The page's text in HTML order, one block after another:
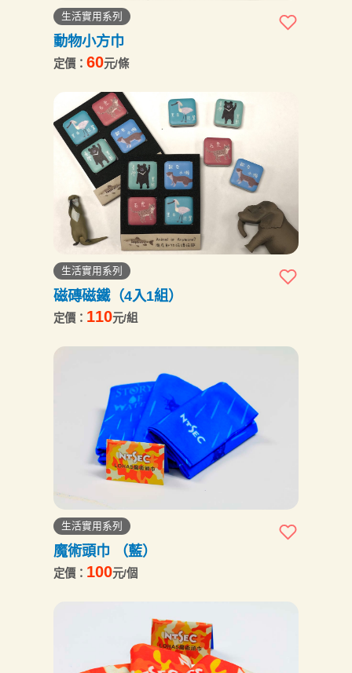
生活實用系列
動物小方巾
定價：60元/條
生活實用系列
磁磚磁鐵（4入1組）
定價： 110元/組
生活實用系列
魔術頭巾 （藍）
定價： 100元/個